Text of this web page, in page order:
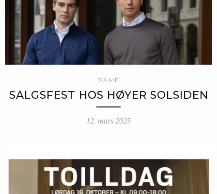
DAME
SALGSFEST HOS HØYER SOLSIDEN
12. mars 2025